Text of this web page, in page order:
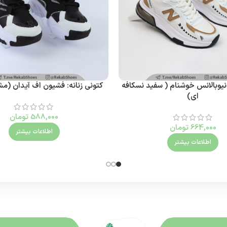
نیوبالانس خوشنام ( سفید نسکافه
ای)
664,000تومان
اطلاعات بیشتر
کتونی زنانه: فشیون اف آیدان
588,000 تومان
اطلاعات بیشتر